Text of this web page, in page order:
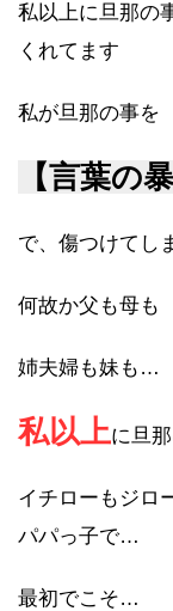
私以上に旦那の
くれてます
私が旦那の事を
【言葉の
で、傷つけてし
何故か父も母も
姉夫婦も妹も…
私以上に旦
イチローもジロ
パパっ子で…
最初でこそ…